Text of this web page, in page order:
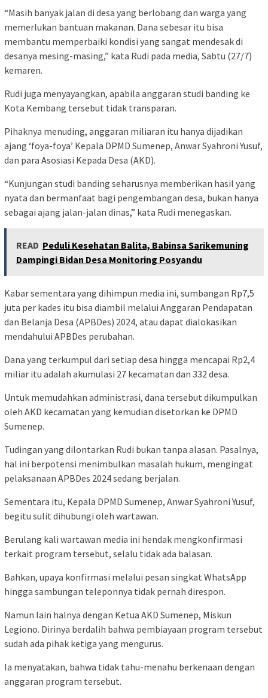
“Masih banyak jalan di desa yang berlobang dan warga yang
memerlukan bantuan makanan. Dana sebesar itu bisa
membantu memperbaiki kondisi yang sangat mendesak di
desanya mesing-masing,” kata Rudi pada media, Sabtu (27/7)
kemaren.
Rudi juga menyayangkan, apabila anggaran studi banding ke
Kota Kembang tersebut tidak transparan.
Pihaknya menuding, anggaran miliaran itu hanya dijadikan
ajang ‘foya-foya’ Kepala DPMD Sumenep, Anwar Syahroni Yusuf,
dan para Asosiasi Kepada Desa (AKD).
“Kunjungan studi banding seharusnya memberikan hasil yang
nyata dan bermanfaat bagi pengembangan desa, bukan hanya
sebagai ajang jalan-jalan dinas,” kata Rudi menegaskan.
READ Peduli Kesehatan Balita, Babinsa Sarikemuning
Dampingi Bidan Desa Monitoring Posyandu
Kabar sementara yang dihimpun media ini, sumbangan Rp7,5
juta per kades itu bisa diambil melalui Anggaran Pendapatan
dan Belanja Desa (APBDes) 2024, atau dapat dialokasikan
mendahului APBDes perubahan.
Dana yang terkumpul dari setiap desa hingga mencapai Rp2,4
miliar itu adalah akumulasi 27 kecamatan dan 332 desa.
Untuk memudahkan administrasi, dana tersebut dikumpulkan
oleh AKD kecamatan yang kemudian disetorkan ke DPMD
Sumenep.
Tudingan yang dilontarkan Rudi bukan tanpa alasan. Pasalnya,
hal ini berpotensi menimbulkan masalah hukum, mengingat
pelaksanaan APBDes 2024 sedang berjalan.
Sementara itu, Kepala DPMD Sumenep, Anwar Syahroni Yusuf,
begitu sulit dihubungi oleh wartawan.
Berulang kali wartawan media ini hendak mengkonfirmasi
terkait program tersebut, selalu tidak ada balasan.
Bahkan, upaya konfirmasi melalui pesan singkat WhatsApp
hingga sambungan teleponnya tidak pernah direspon.
Namun lain halnya dengan Ketua AKD Sumenep, Miskun
Legiono. Dirinya berdalih bahwa pembiayaan program tersebut
sudah ada pihak ketiga yang mengurus.
Ia menyatakan, bahwa tidak tahu-menahu berkenaan dengan
anggaran program tersebut.